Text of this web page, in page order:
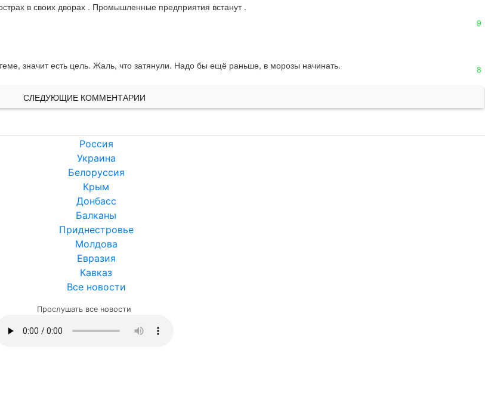
в своих дворах . Промышленные предприятия встанут .
9
значит есть цель. Жаль, что затянули. Надо бы ещё раньше, в морозы начинать. 8
СЛЕДУЮЩИЕ КОММЕНТАРИИ
Россия
Украина
Белоруссия
Крым
Донбасс
Балканы
Приднестровье
Молдова
Евразия
Кавказ
Все новости
Прослушать все новости